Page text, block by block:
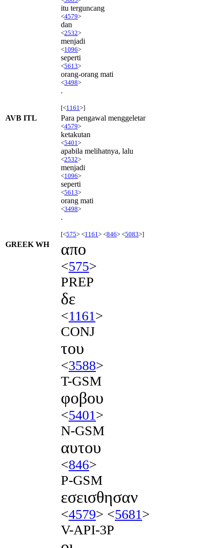
itu terguncang
<4579>
dan
<2532>
menjadi
<1096>
seperti
<5613>
orang-orang mati
<3498>
.
[<1161 >]
AVB ITL Para pengawal menggeletar
<4579>
ketakutan
<5401 >
apabila melihatnya, lalu
<2532>
menjadi
<1096>
seperti
<5613>
orang mati
<3498>
.
[<575> <1161 > <846> <5083>]
GREEK WH απο
<575>
PREP
δε
<1161>
CONJ
του
<3588>
T-GSM
φοβου
<5401>
N-GSM
αυτου
<846>
P-GSM
εσεισθησαν
<4579> <5681>
V-API-3P